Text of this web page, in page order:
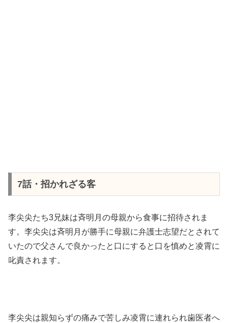
7話・招かれざる客
李尖尖たち3兄妹は斉明月の母親から食事に招待されま
す。李尖尖は斉明月が勝手に母親に弁護士志望だとされて
いたので父さんで良かったと口にすると口を慎めと凌霄に
叱責されます。
李尖尖は親知らずの痛みで苦しみ凌霄に連れられ歯医者へ